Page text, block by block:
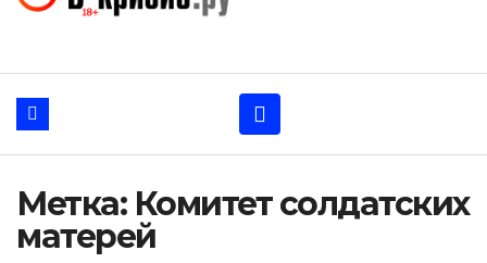
Метка: Комитет солдатских
матерей